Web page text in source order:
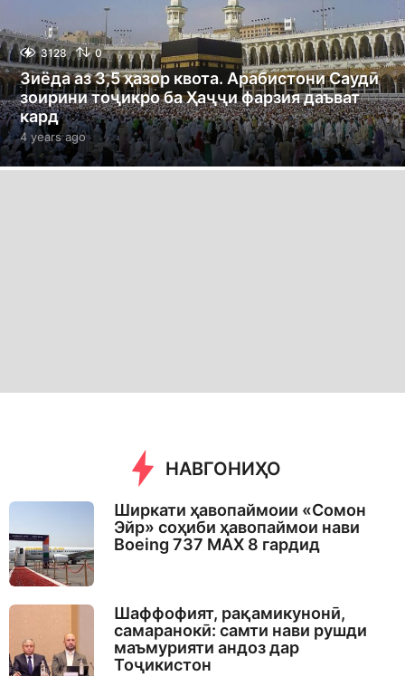
3128 0
Зиёда аз 3,5 ҳазор квота. Арабистони Саудӣ
зоирини тоҷикро ба Ҳаҷҷи фарзия даъват
кард
4 years ago4
y
e
НАВГОНИҲО
Ширкати ҳавопаймоии «Сомон
Эйр» соҳиби ҳавопаймои нави
Boeing 737 MAX 8 гардид
Шаффофият, рақамикунонӣ,
самаранокӣ: самти нави рушди
маъмурияти андоз дар
Тоҷикистон